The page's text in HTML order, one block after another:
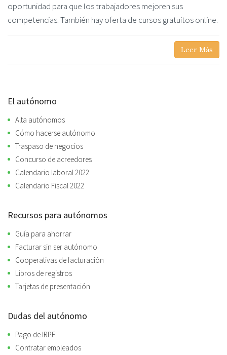
oportunidad para que los trabajadores mejoren sus
competencias. También hay oferta de cursos gratuitos online.
Leer Más
El autónomo
Alta autónomos
Cómo hacerse autónomo
Traspaso de negocios
Concurso de acreedores
Calendario laboral 2022
Calendario Fiscal 2022
Recursos para autónomos
Guía para ahorrar
Facturar sin ser autónomo
Cooperativas de facturación
Libros de registros
Tarjetas de presentación
Dudas del autónomo
Pago de IRPF
Contratar empleados